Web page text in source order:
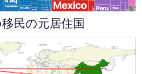
民の元居住国